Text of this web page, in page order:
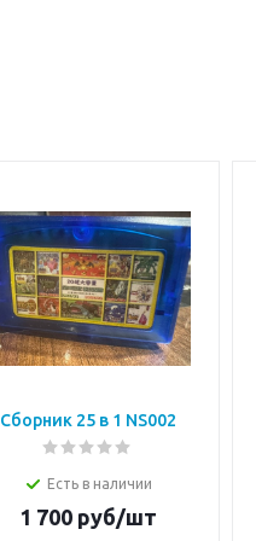
Сборник 25 в 1 NS002
Есть в наличии
1 700руб/шт